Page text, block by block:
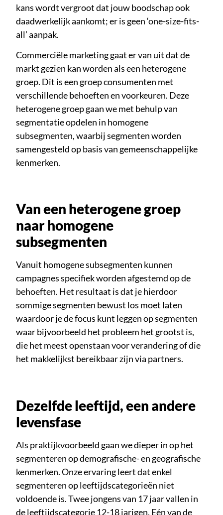
kans wordt vergroot dat jouw boodschap ook
daadwerkelijk aankomt; er is geen ‘one-size-fits-
all’ aanpak.
Commerciële marketing gaat er van uit dat de
markt gezien kan worden als een heterogene
groep. Dit is een groep consumenten met
verschillende behoeften en voorkeuren. Deze
heterogene groep gaan we met behulp van
segmentatie opdelen in homogene
subsegmenten, waarbij segmenten worden
samengesteld op basis van gemeenschappelijke
kenmerken.
Van een heterogene groep
naar homogene
subsegmenten
Vanuit homogene subsegmenten kunnen
campagnes specifiek worden afgestemd op de
behoeften. Het resultaat is dat je hierdoor
sommige segmenten bewust los moet laten
waardoor je de focus kunt leggen op segmenten
waar bijvoorbeeld het probleem het grootst is,
die het meest openstaan voor verandering of die
het makkelijkst bereikbaar zijn via partners.
Dezelfde leeftijd, een andere
levensfase
Als praktijkvoorbeeld gaan we dieper in op het
segmenteren op demografische- en geografische
kenmerken. Onze ervaring leert dat enkel
segmenteren op leeftijdscategorieën niet
voldoende is. Twee jongens van 17 jaar vallen in
de leeftijdscategorie 12-18 jarigen. Eén van de